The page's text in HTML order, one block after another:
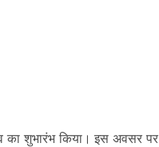
का शुभारंभ किया। इस अवसर पर